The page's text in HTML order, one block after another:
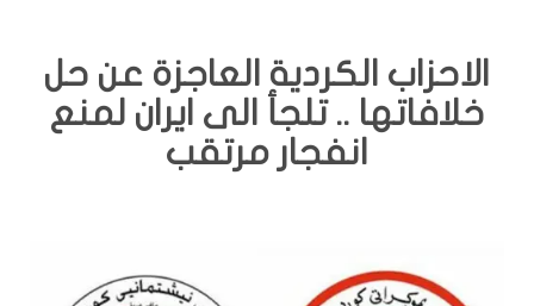
الاحزاب الكردية العاجزة عن حل
خلافاتها .. تلجأ الى ايران لمنع
انفجار مرتقب